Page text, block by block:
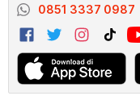
0851 3337 0987